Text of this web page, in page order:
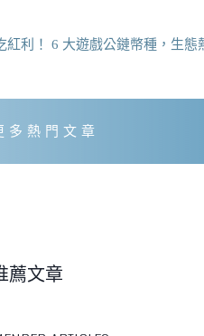
紅利！ 6 大遊戲公鏈幣種，生態
多熱門文章
薦文章